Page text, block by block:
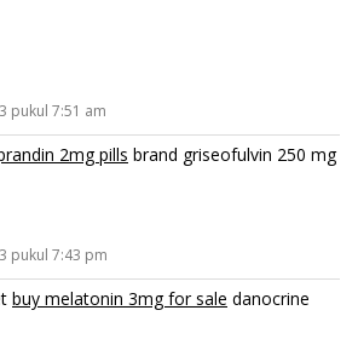
pukul 7:51 am
2mg pills brand griseofulvin 250 mg
pukul 7:43 pm
buy melatonin 3mg for sale danocrine